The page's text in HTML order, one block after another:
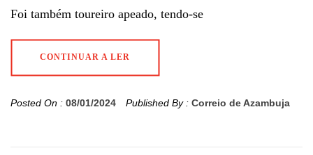
Foi também toureiro apeado, tendo-se
CONTINUAR A LER
Posted On : 08/01/2024 Published By : Correio de Azambuja